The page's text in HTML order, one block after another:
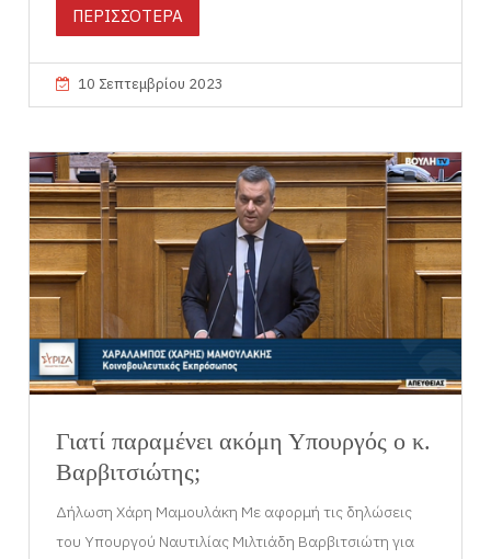
ΠΕΡΙΣΣΟΤΕΡΑ
10 Σεπτεμβρίου 2023
Γιατί παραμένει ακόμη Υπουργός ο κ.
Βαρβιτσιώτης;
Δήλωση Χάρη Μαμουλάκη Με αφορμή τις δηλώσεις
του Υπουργού Ναυτιλίας Μιλτιάδη Βαρβιτσιώτη για